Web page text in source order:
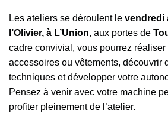
Les ateliers se déroulent le vendredi
l’Olivier, à L’Union, aux portes de
cadre convivial, vous pourrez réaliser
accessoires ou vêtements, découvrir
techniques et développer votre
Pensez à venir avec votre machine
profiter pleinement de l’atelier.